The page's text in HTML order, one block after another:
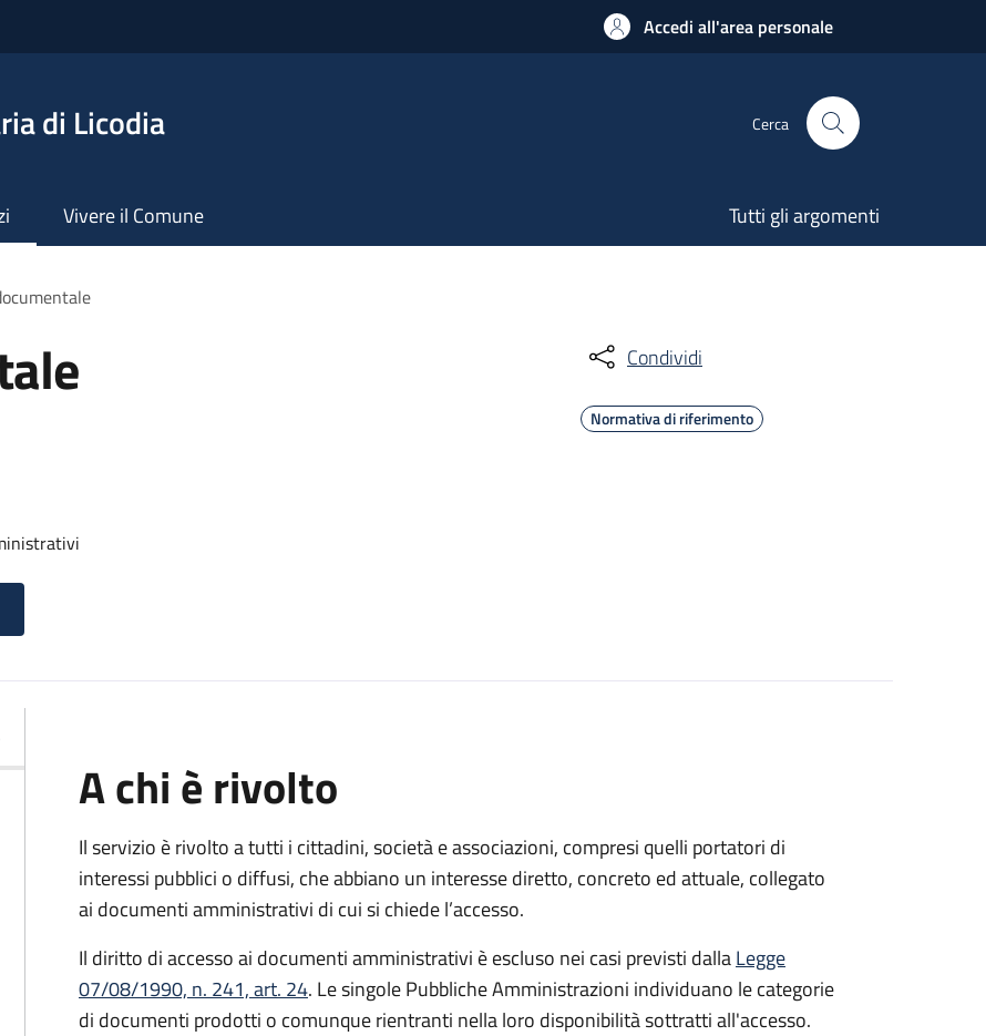
Accedi all'area personale
di Licodia Cerca
Vivere il Comune Tutti gli argomenti
Condividi
Normativa di riferimento
A chi è rivolto
Il servizio è rivolto a tutti i cittadini, società e associazioni, compresi quelli portatori di
interessi pubblici o diffusi, che abbiano un interesse diretto, concreto ed attuale, collegato
ai documenti amministrativi di cui si chiede l’accesso.
Il diritto di accesso ai documenti amministrativi è escluso nei casi previsti dallaLegge
07/08/1990, n. 241, art. 24. Le singole Pubbliche Amministrazioni individuano le categorie
di documenti prodotti o comunque rientranti nella loro disponibilità sottratti all'accesso.